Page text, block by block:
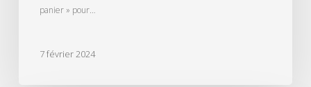
panier » pour…
7 février 2024